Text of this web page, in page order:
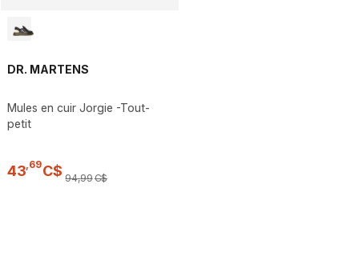
DR. MARTENS
Mules en cuir Jorgie -Tout-
petit
43 69C$ 94,99C$